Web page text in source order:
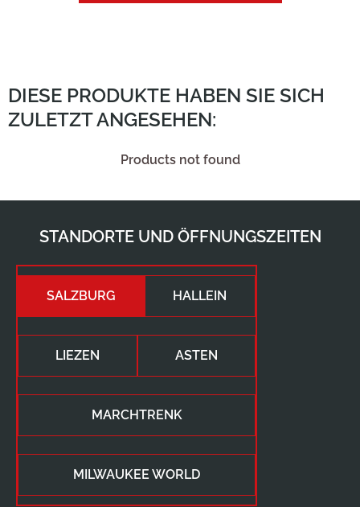
DIESE PRODUKTE HABEN SIE SICH
ZULETZT ANGESEHEN:
Products not found
STANDORTE UND ÖFFNUNGSZEITEN
SALZBURG HALLEIN
LIEZEN ASTEN
MARCHTRENK
MILWAUKEE WORLD